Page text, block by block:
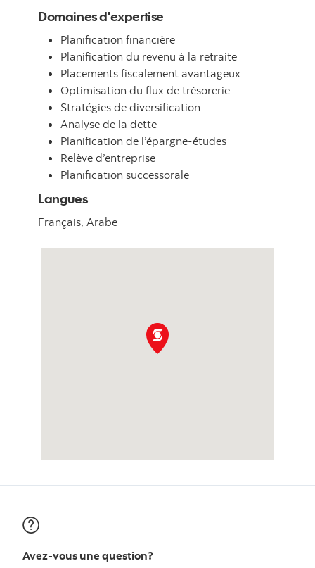
Domaines d'expertise
Planification financière
Planification du revenu à la retraite
Placements fiscalement avantageux
Optimisation du flux de trésorerie
Stratégies de diversification
Analyse de la dette
Planification de l’épargne-études
Relève d’entreprise
Planification successorale
Langues
Français, Arabe
Avez-vous une question?